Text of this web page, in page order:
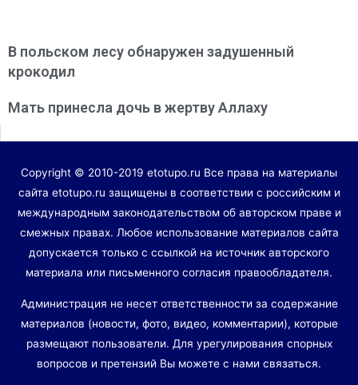
В польском лесу обнаружен задушенный
крокодил
Мать принесла дочь в жертву Аллаху
Copyright © 2010-2019 etotupo.ru Все права на материалы
сайта etotupo.ru защищены в соответствии с российским и
международным законодательством об авторском праве и
смежных правах. Любое использование материалов сайта
допускается только с ссылкой на источник авторского
материала или письменного согласия правообладателя.
Администрация не несет ответственности за содержание
материалов (новости, фото, видео, комментарии), которые
размещают пользователи. Для урегулирования спорных
вопросов и претензий Вы можете с нами связаться.